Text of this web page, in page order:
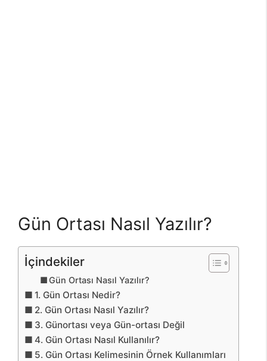
Gün Ortası Nasıl Yazılır?
İçindekiler
Gün Ortası Nasıl Yazılır?
1. Gün Ortası Nedir?
2. Gün Ortası Nasıl Yazılır?
3. Günortası veya Gün-ortası Değil
4. Gün Ortası Nasıl Kullanılır?
5. Gün Ortası Kelimesinin Örnek Kullanımları